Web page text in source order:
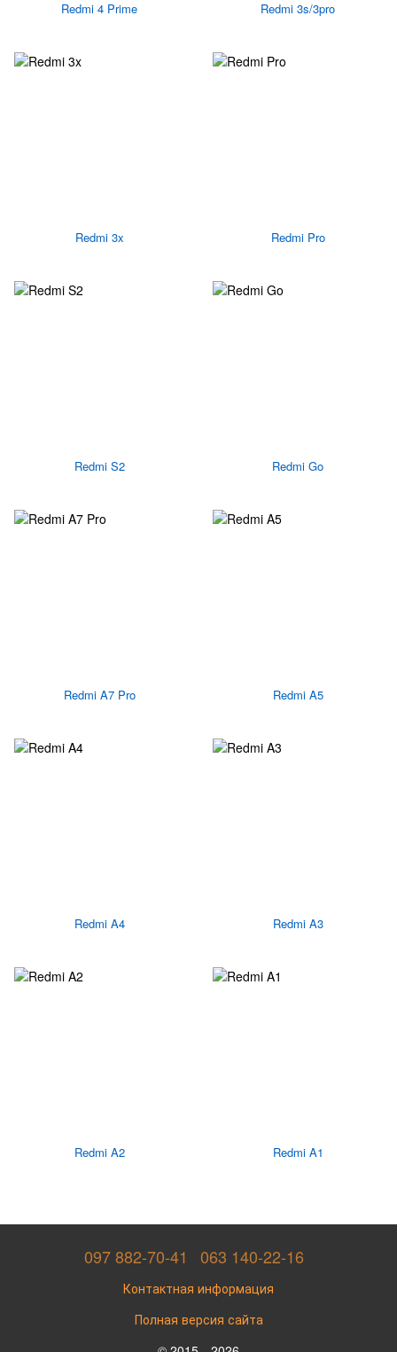
Redmi 4 Prime Redmi 3s/3pro
Redmi 3x Redmi Pro
Redmi S2 Redmi Go
Redmi A7 Pro Redmi A5
Redmi A4 Redmi A3
Redmi A2 Redmi A1
097 882-70-41 063 140-22-16
Контактная информация
Полная версия сайта